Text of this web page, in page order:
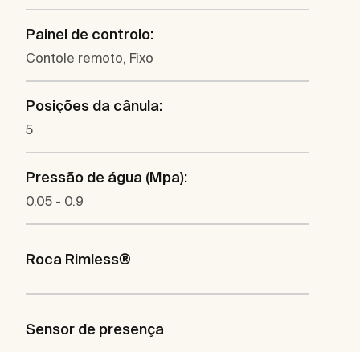
Painel de controlo:
Contole remoto, Fixo
Posições da cânula:
5
Pressão de água (Mpa):
0.05 - 0.9
Roca Rimless®
Sensor de presença